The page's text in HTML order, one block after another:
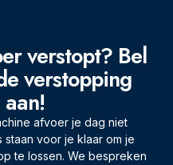
verstopt? Bel
verstopping
afvoer je dag niet
staan voor je klaar om je
te lossen. We bespreken